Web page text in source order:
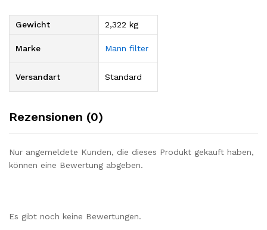
Gewicht 2,322 kg
Marke Mann filter
Versandart Standard
Rezensionen (0)
Nur angemeldete Kunden, die dieses Produkt gekauft haben,
können eine Bewertung abgeben.
Es gibt noch keine Bewertungen.